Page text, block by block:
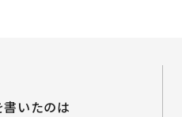
いたのは